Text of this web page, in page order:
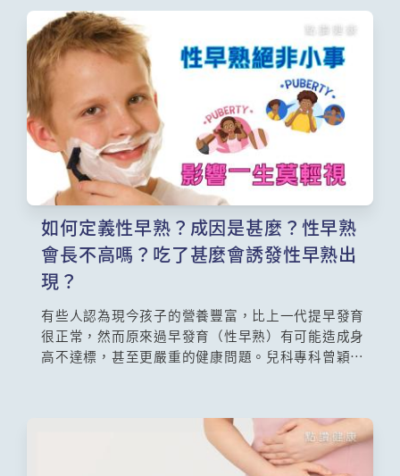
細胞，讓患者一生不需要接受輸血和除鐵治療，從而
根治這疾病，詳情由兒童血液及腫瘤科專科陳祐祈醫
生講解。
如何定義性早熟？成因是甚麼？性早熟
會長不高嗎？吃了甚麼會誘發性早熟出
現？
有些人認為現今孩子的營養豐富，比上一代提早發育
很正常，然而原來過早發育（性早熟）有可能造成身
高不達標，甚至更嚴重的健康問題。兒科專科曾穎茵